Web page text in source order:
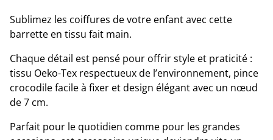
Sublimez les coiffures de votre enfant avec cette
barrette en tissu fait main.
Chaque détail est pensé pour offrir style et praticité :
tissu Oeko-Tex respectueux de l’environnement, pince
crocodile facile à fixer et design élégant avec un nœud
de 7 cm.
Parfait pour le quotidien comme pour les grandes